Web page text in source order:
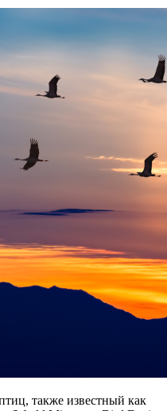
также известный как